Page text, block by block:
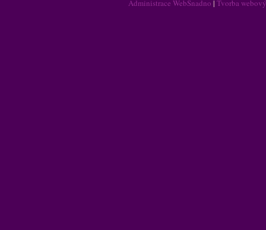
Administrace WebSnadno | Tvorba